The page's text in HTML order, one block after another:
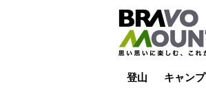
登山 キャンプ